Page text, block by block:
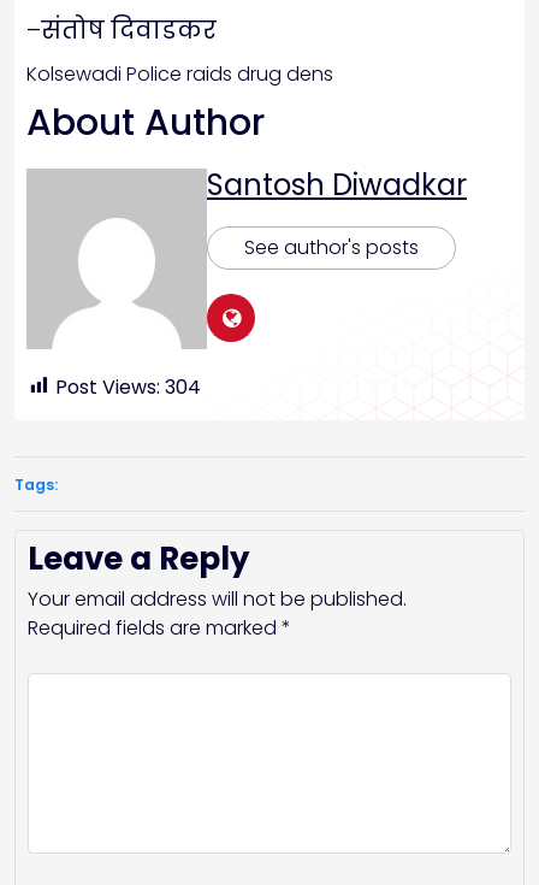
–संतोष दिवाडकर
Kolsewadi Police raids drug dens
About Author
Santosh Diwadkar
See author's posts
Post Views: 304
Tags:
Leave a Reply
Your email address will not be published.
Required fields are marked *